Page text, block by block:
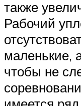
также
Рабочий
маленькие,
чтобы не